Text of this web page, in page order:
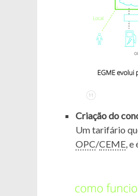
Criação do
Um tarifário
OPC/CEME, e